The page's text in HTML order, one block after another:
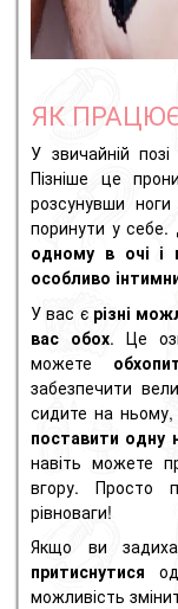
ЯК
У звичайній позі
Пізніше це
розсунувши
поринути у себе.
одному в очі і
особливо
У вас є різні
вас обох. Це
можете
забезпечити
сидите на ньому,
поставити одну
навіть можете
вгору. Просто
рівноваги!
Якщо ви
притиснутися
можливість